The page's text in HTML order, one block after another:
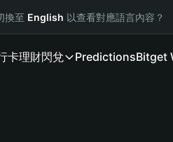
換至 English 以查看對應語言內容？
卡理財閃兌 PredictionsBitget